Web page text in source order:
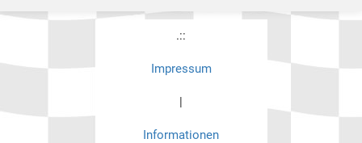
.::
Impressum
|
Informationen